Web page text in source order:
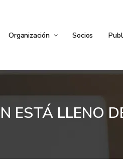
Organización Socios
ESTÁ LLENO